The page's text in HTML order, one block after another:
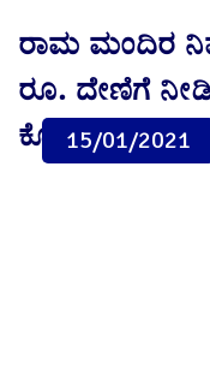
ರಾಮ ಮಂದಿರ
ರೂ. ದೇಣಿಗೆ
ಕೋವಿಂದ್
15/01/2021